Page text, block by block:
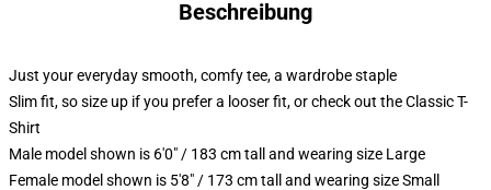
Beschreibung
Just your everyday smooth, comfy tee, a wardrobe staple
Slim fit, so size up if you prefer a looser fit, or check out the Classic T-
Shirt
Male model shown is 6'0" / 183 cm tall and wearing size Large
Female model shown is 5'8" / 173 cm tall and wearing size Small